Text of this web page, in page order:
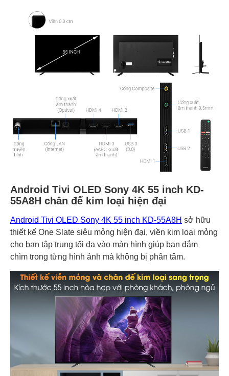
Android Tivi OLED Sony 4K 55 inch KD-
55A8H chân đế kim loại hiện đại
Android Tivi OLED Sony 4K 55 inch KD-55A8H sở hữu
thiết kế One Slate siêu mỏng hiện đại, viền kim loại mỏng
cho bạn tập trung tối đa vào màn hình giúp bạn đắm
chìm trong từng hình ảnh mà không bị phân tâm.